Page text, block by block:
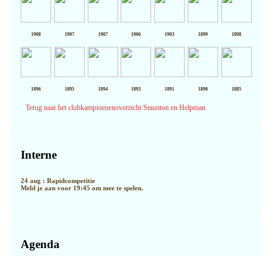
1908 1907 1907 1906 1903 1899 1898
1896 1895 1894 1893 1891 1890 1885
Terug naar het clubkampioenenoverzicht Staunton en Helpman
Sidebar
Interne
24 aug : Rapidcompetitie
Meld je aan voor 19:45 om mee te spelen.
Agenda